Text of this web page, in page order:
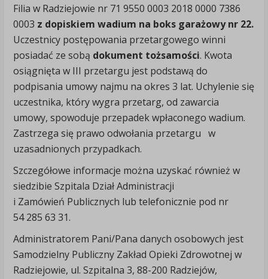
Filia w Radziejowie nr 71 9550 0003 2018 0000 7386
0003 z dopiskiem wadium na boks garażowy nr 22.
Uczestnicy postępowania przetargowego winni
posiadać ze sobą dokument tożsamości. Kwota
osiągnięta w III przetargu jest podstawą do
podpisania umowy najmu na okres 3 lat. Uchylenie się
uczestnika, który wygra przetarg, od zawarcia
umowy, spowoduje przepadek wpłaconego wadium.
Zastrzega się prawo odwołania przetargu w
uzasadnionych przypadkach.
Szczegółowe informacje można uzyskać również w
siedzibie Szpitala Dział Administracji
i Zamówień Publicznych lub telefonicznie pod nr
54 285 63 31.
Administratorem Pani/Pana danych osobowych jest
Samodzielny Publiczny Zakład Opieki Zdrowotnej w
Radziejowie, ul. Szpitalna 3, 88-200 Radziejów,